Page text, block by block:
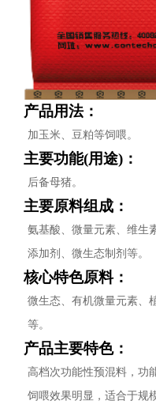
产品用法：
加玉米、豆粕等饲喂。
主要功能(用途)：
后备母猪。
主要原料组成：
氨基酸、微量元素、维生
添加剂、微生态制剂等。
核心特色原料：
微生态、有机微量元素、
等。
产品主要特色：
高档次功能性预混料，功
饲喂效果明显，适合于规